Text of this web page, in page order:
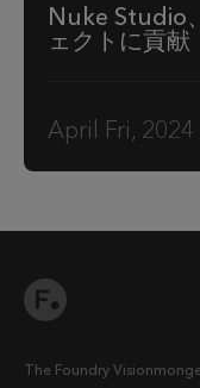
Nuke Studio
ェクトに貢献
April Fri, 2024
The Foundry